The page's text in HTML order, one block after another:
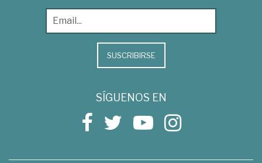
SUSCRIBIRSE
SÍGUENOS EN